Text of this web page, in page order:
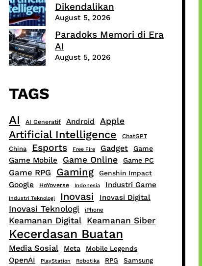
Dikendalikan
August 5, 2026
Paradoks Memori di Era
AI
August 5, 2026
TAGS
AI AI Generatif Android Apple
Artificial Intelligence ChatGPT
China Esports Free Fire Gadget Game
Game Mobile Game Online Game PC
Game RPG Gaming Genshin Impact
Google HoYoverse Indonesia Industri Game
Industri Teknologi Inovasi Inovasi Digital
Inovasi Teknologi iPhone
Keamanan Digital Keamanan Siber
Kecerdasan Buatan
Media Sosial Meta Mobile Legends
OpenAI PlayStation Robotika RPG Samsung